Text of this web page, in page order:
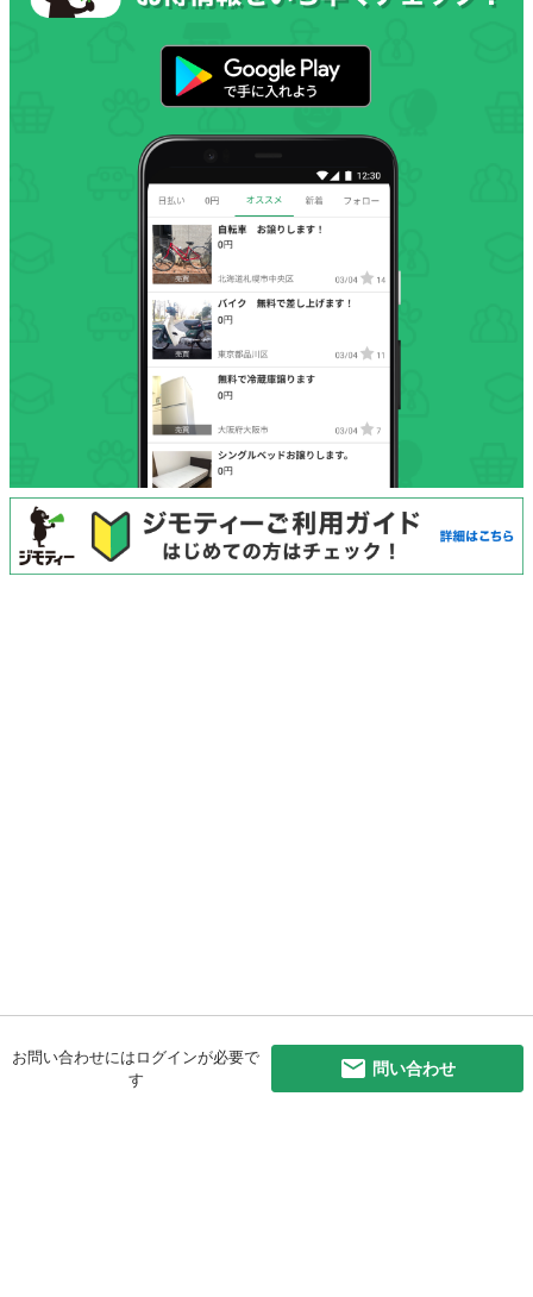
お問い合わせにはログインが必要で
す
問い合わせ